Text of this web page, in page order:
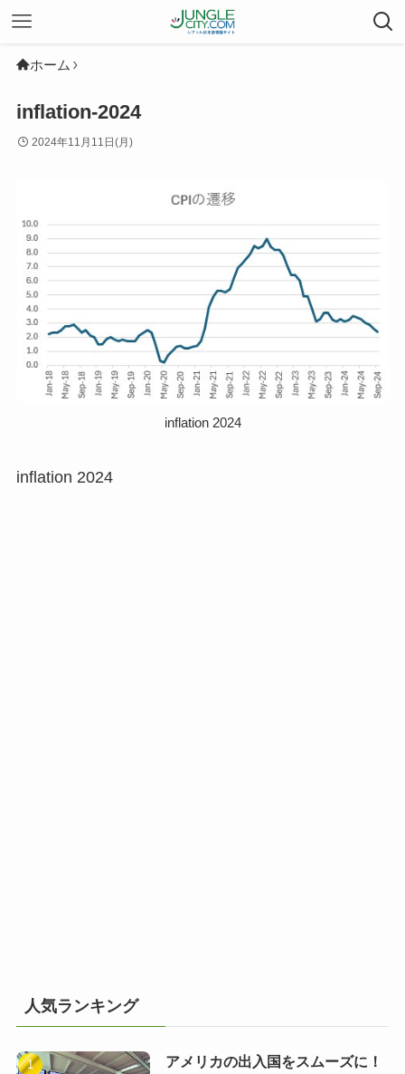
ホーム
inflation-2024
2024年11月11日(月)
inflation 2024
inflation 2024
人気ランキング
アメリカの出入国をスムーズに！